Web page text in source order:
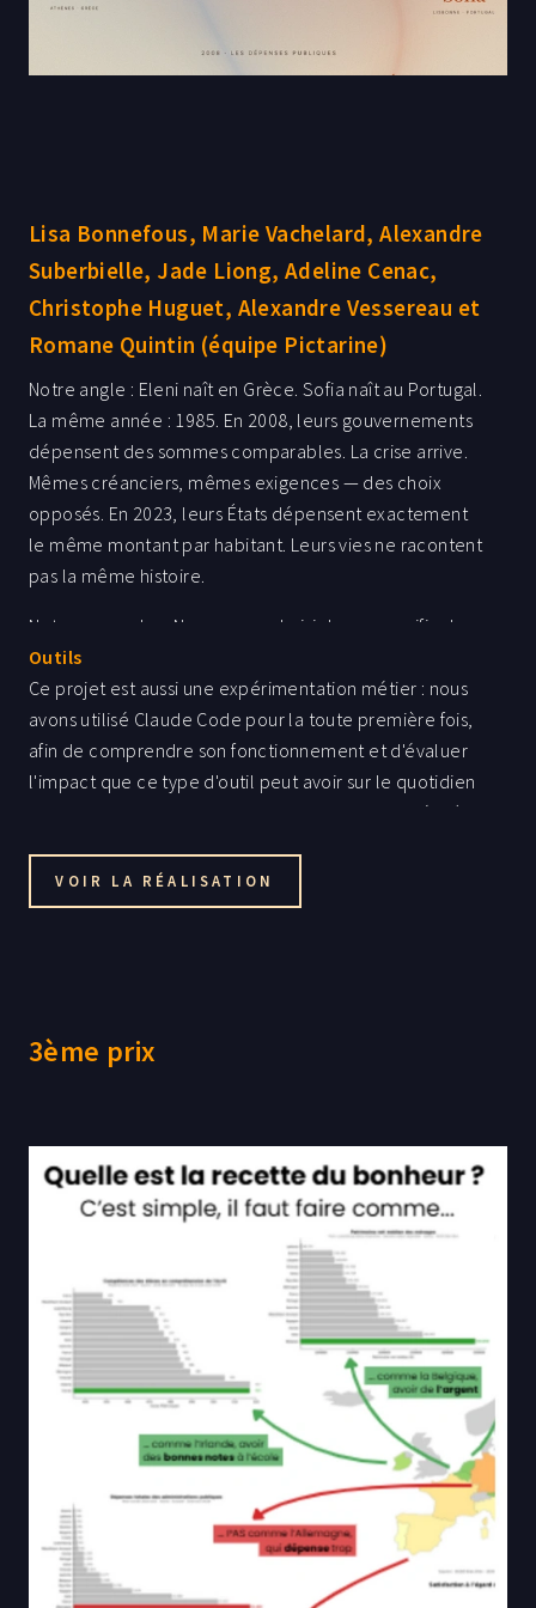
Lisa Bonnefous, Marie Vachelard, Alexandre
Suberbielle, Jade Liong, Adeline Cenac,
Christophe Huguet, Alexandre Vessereau et
Romane Quintin (équipe Pictarine)
Notre angle : Eleni naît en Grèce. Sofia naît au Portugal.
La même année : 1985. En 2008, leurs gouvernements
dépensent des sommes comparables. La crise arrive.
Mêmes créanciers, mêmes exigences — des choix
opposés. En 2023, leurs États dépensent exactement
le même montant par habitant. Leurs vies ne racontent
pas la même histoire.
Notre approche : Nous avons choisi de personnifier la
donnée : plutôt qu'une comparaison abstraite de
courbes budgétaires, nous suivons deux femmes
fictives dont les trajectoires incarnent les
conséquences des arbitrages publics. Le format est un
récit scrollant interactif, divisé en quatre actes — 2008,
2010, 2013, 2015 — jusqu'à la révélation de 2023 :
réalités très différentes.
Outils
Ce projet est aussi une expérimentation métier : nous
avons utilisé Claude Code pour la toute première fois,
afin de comprendre son fonctionnement et d'évaluer
l'impact que ce type d'outil peut avoir sur le quotidien
d'un·e data analyst — de l'exploration des données à la
VOIR LA RÉALISATION
3ème prix